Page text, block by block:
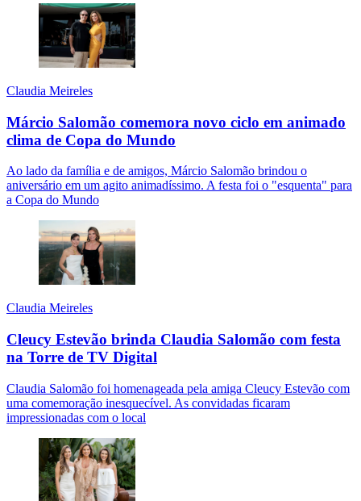
Claudia Meireles
Márcio Salomão comemora novo ciclo em animado
clima de Copa do Mundo
Ao lado da família e de amigos, Márcio Salomão brindou o
aniversário em um agito animadíssimo. A festa foi o "esquenta" para
a Copa do Mundo
Claudia Meireles
Cleucy Estevão brinda Claudia Salomão com festa
na Torre de TV Digital
Claudia Salomão foi homenageada pela amiga Cleucy Estevão com
uma comemoração inesquecível. As convidadas ficaram
impressionadas com o local